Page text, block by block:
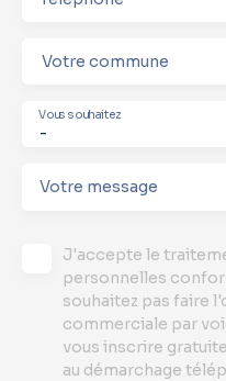
Votre commune
-
Vous souhaitez
Votre message
J'accepte le
personnelles
souhaitez pas faire
commerciale par
vous inscrire
au démarchage